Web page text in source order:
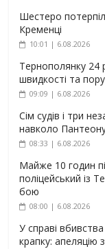
Шестеро
Кременці
10:01 | 6.08.2026
Тернополянку 24
швидкості та
09:09 | 6.08.2026
Сім судів і три
навколо
08:33 | 6.08.2026
Майже 10 годин
поліцейський із
бою
08:00 | 6.08.2026
У справі
крапку: апеляцію